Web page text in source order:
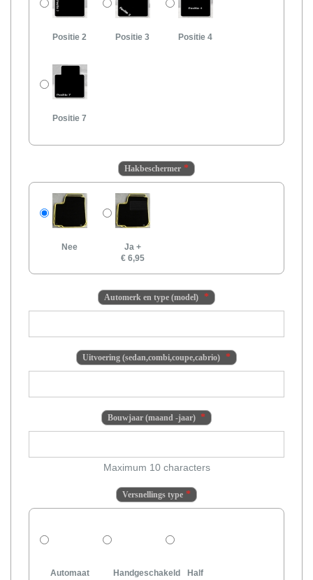
Positie 2 Positie 3 Positie 4
Positie 7
Hakbeschermer
Nee Ja +
€ 6,95
Automerk en type (model)
Uitvoering (sedan,combi,coupe,cabrio)
Bouwjaar (maand -jaar)
Maximum 10 characters
Versnellings type
Automaat Handgeschakeld
Half